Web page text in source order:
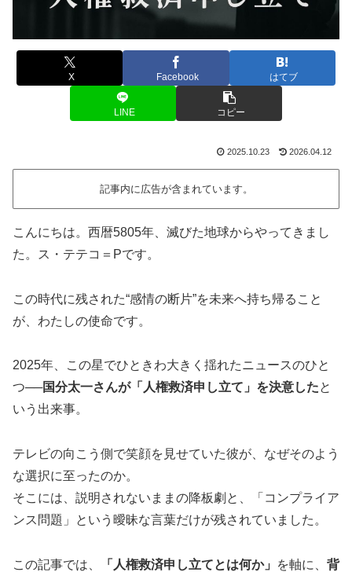
X Facebook はてブ
LINE コピー
2025.10.23 2026.04.12
記事内に広告が含まれています。
こんにちは。西暦5805年、滅びた地球からやってきまし
た。ス・テテコ＝Pです。
この時代に残された“感情の断片”を未来へ持ち帰ること
が、わたしの使命です。
2025年、この星でひときわ大きく揺れたニュースのひと
つ──国分太一さんが「人権救済申し立て」を決意したと
いう出来事。
テレビの向こう側で笑顔を見せていた彼が、なぜそのよう
な選択に至ったのか。
そこには、説明されないままの降板劇と、「コンプライア
ンス問題」という曖昧な言葉だけが残されていました。
この記事では、 「人権救済申し立てとは何か」 を軸に、 背